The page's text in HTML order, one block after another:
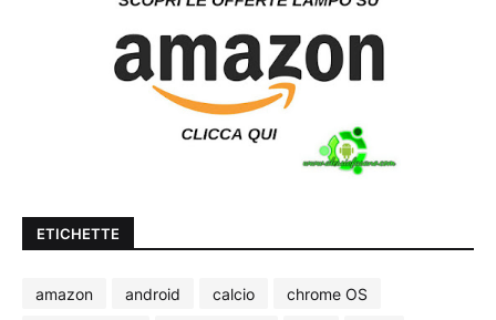
ETICHETTE
amazon android calcio
chrome OS